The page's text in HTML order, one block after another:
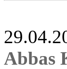
Abbas